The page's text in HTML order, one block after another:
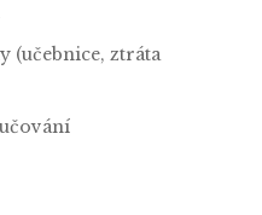
(učebnice, ztráta